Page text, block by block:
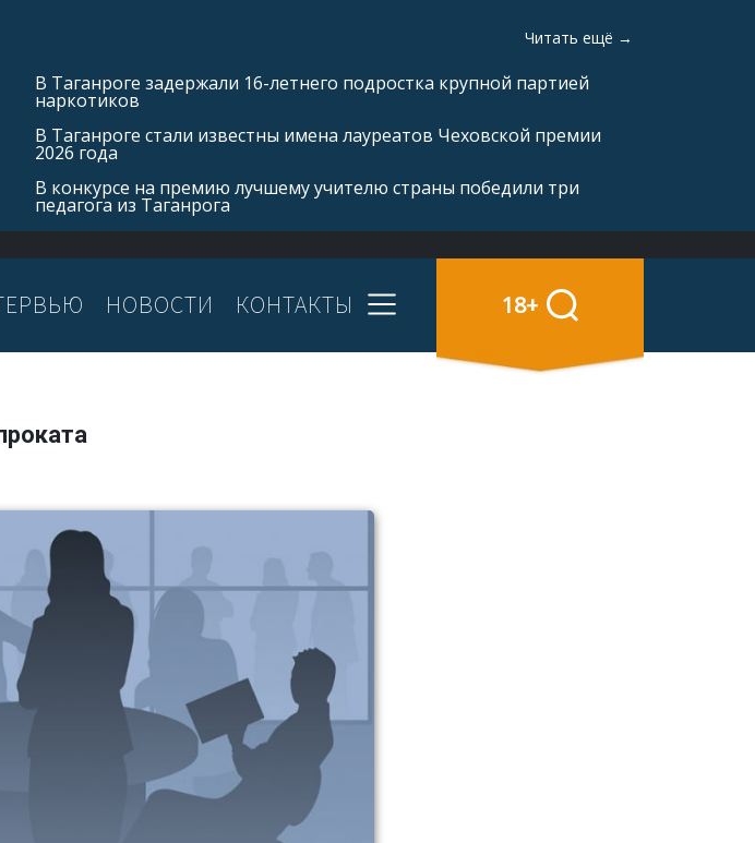
Читать ещё →
В Таганроге задержали 16-летнего подростка крупной партией
наркотиков
В Таганроге стали известны имена лауреатов Чеховской премии
2026 года
В конкурсе на премию лучшему учителю страны победили три
педагога из Таганрога
НОВОСТИ КОНТАКТЫ 18+